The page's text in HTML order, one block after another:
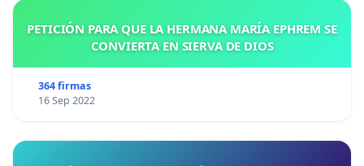
PETICIÓN PARA QUE LA HERMANA MARÍA EPHREM SE
CONVIERTA EN SIERVA DE DIOS
364 firmas
16 Sep 2022